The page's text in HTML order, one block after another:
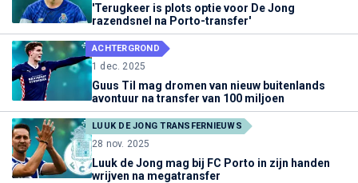
'Terugkeer is plots optie voor De Jong
razendsnel na Porto-transfer'
ACHTERGROND
1 dec. 2025
Guus Til mag dromen van nieuw buitenlands
avontuur na transfer van 100 miljoen
LUUK DE JONG TRANSFERNIEUWS
28 nov. 2025
Luuk de Jong mag bij FC Porto in zijn handen
wrijven na megatransfer